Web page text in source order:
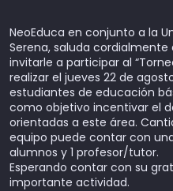
NeoEduca en conjunto a la
Serena, saluda
invitarle a participar al
realizar el jueves 22 de
estudiantes de educación
como objetivo incentivar el
orientadas a este área.
equipo puede contar con
alumnos y 1 profesor/tutor.
Esperando contar con su
importante actividad.